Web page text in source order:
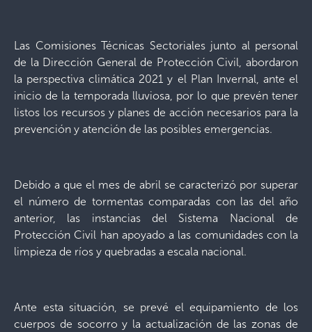
Las Comisiones Técnicas Sectoriales junto al personal
de la Dirección General de Protección Civil, abordaron
la perspectiva climática 2021 y el Plan Invernal, ante el
inicio de la temporada lluviosa, por lo que prevén tener
listos los recursos y planes de acción necesarios para la
prevención y atención de las posibles emergencias.
Debido a que el mes de abril se caracterizó por superar
el número de tormentas comparadas con las del año
anterior, las instancias del Sistema Nacional de
Protección Civil han apoyado a las comunidades con la
limpieza de ríos y quebradas a escala nacional.
Ante esta situación, se prevé el equipamiento de los
cuerpos de socorro y la actualización de las zonas de